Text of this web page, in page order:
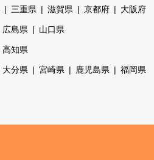
三重県 滋賀県 京都府 大阪府
広島県 山口県
高知県
大分県 宮崎県 鹿児島県 福岡県